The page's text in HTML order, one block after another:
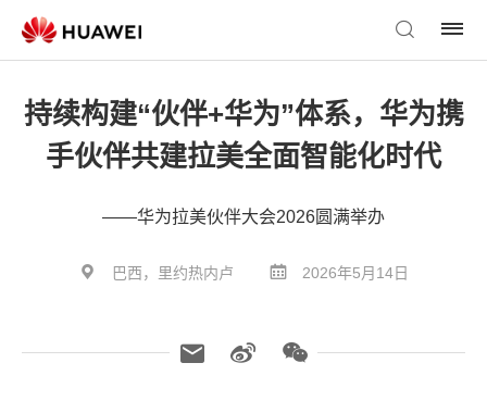
持续构建“伙伴+华为”体系，华为携
手伙伴共建拉美全面智能化时代
——华为拉美伙伴大会2026圆满举办
巴西，里约热内卢 2026年5月14日